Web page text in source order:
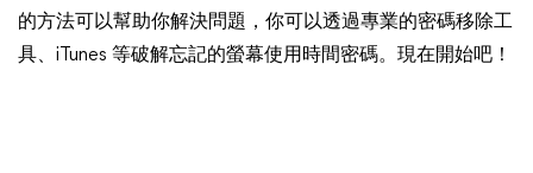
的方法可以幫助你解決問題，你可以透過專業的密碼移除工
具、iTunes 等破解忘記的螢幕使用時間密碼。現在開始吧！